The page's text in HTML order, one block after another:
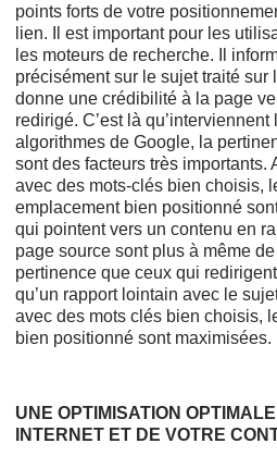
points forts de votre
lien. Il est important pour les
les moteurs de recherche. Il
précisément sur le sujet traité sur
donne une crédibilité à la page
redirigé. C’est là
algorithmes de Google, la
sont des facteurs très importants.
avec des mots-clés bien choisis,
emplacement bien positionné
qui pointent vers un contenu en
page source sont plus à même
pertinence que ceux qui
qu’un rapport lointain avec le
avec des mots clés bien choisis,
bien positionné sont maximisées.
UNE OPTIMISATION
INTERNET ET DE VOTRE